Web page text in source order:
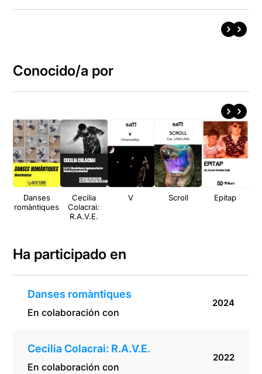
Conocido/a por
Danses
romàntiques
Cecilia
Colacrai:
R.A.V.E.
V Scroll Epitap
Ha participado en
Danses romàntiques
En colaboración con
2024
Cecilia Colacrai: R.A.V.E.
En colaboración con
2022